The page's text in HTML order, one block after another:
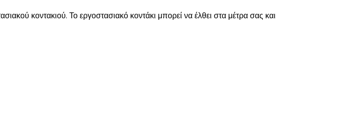
κοντακιού. Το εργοστασιακό κοντάκι μπορεί να έλθει στα μέτρα σας και